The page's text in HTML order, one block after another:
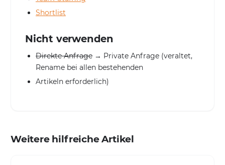
Shortlist
Nicht verwenden
Direkte Anfrage → Private Anfrage (veraltet,
Rename bei allen bestehenden
Artikeln erforderlich)
Weitere hilfreiche Artikel